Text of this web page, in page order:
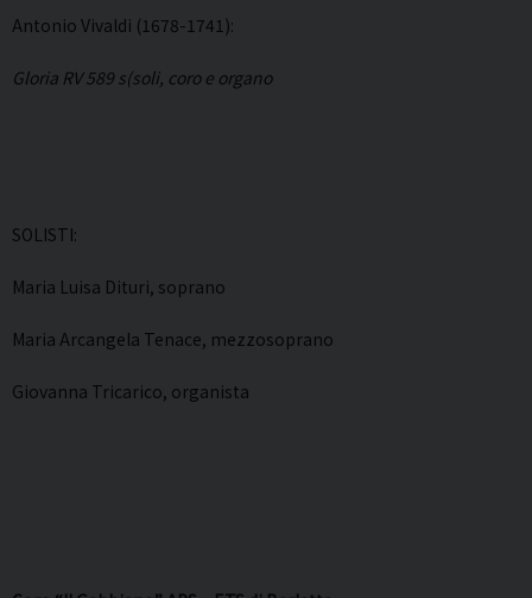
Antonio Vivaldi (1678-1741):
Gloria RV 589 s(soli, coro e organo
SOLISTI:
Maria Luisa Dituri, soprano
Maria Arcangela Tenace, mezzosoprano
Giovanna Tricarico, organista